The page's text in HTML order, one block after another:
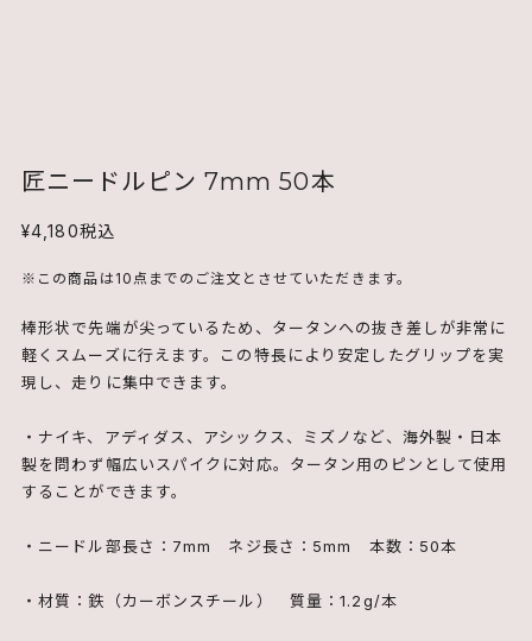
匠ニードルピン 7mm 50本
¥4,180税込
※この商品は10点までのご注文とさせていただきます。
棒形状で先端が尖っているため、タータンへの抜き差しが非常に
軽くスムーズに行えます。この特長により安定したグリップを実
現し、走りに集中できます。
・ナイキ、アディダス、アシックス、ミズノなど、海外製・日本
製を問わず幅広いスパイクに対応。タータン用のピンとして使用
することができます。
・ニードル部長さ：7mm ネジ長さ：5mm 本数：50本
・材質：鉄（カーボンスチール） 質量：1.2g/本